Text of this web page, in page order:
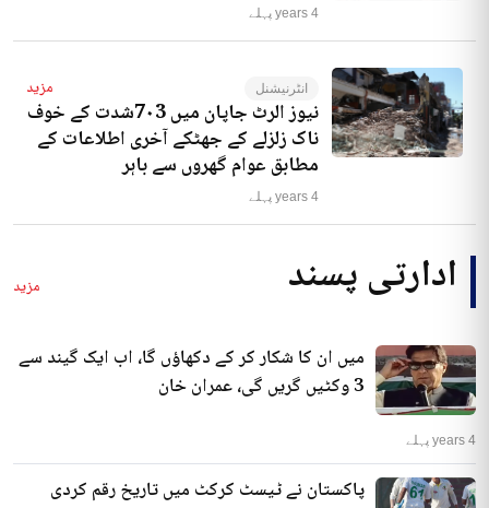
4 years پہلے
انٹرنیشنل مزید
نیوز الرٹ جاپان میں 7۰3شدت کے خوف
ناک زلزلے کے جھٹکے آخری اطلاعات کے
مطابق عوام گھروں سے باہر
4 years پہلے
ادارتی پسند مزید
میں ان کا شکار کر کے دکھاؤں گا، اب ایک گیند سے
3 وکٹیں گریں گی، عمران خان
4 years پہلے
پاکستان نے ٹیسٹ کرکٹ میں تاریخ رقم کردی